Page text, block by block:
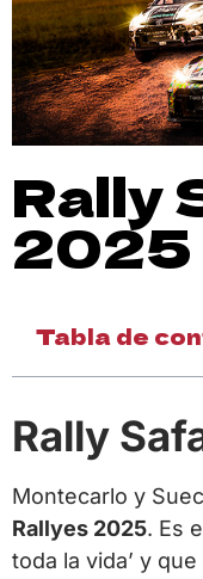
Rally
2025
Tabla de
Rally
Montecarlo y
Rallyes 2025. Es
toda la vida’ y